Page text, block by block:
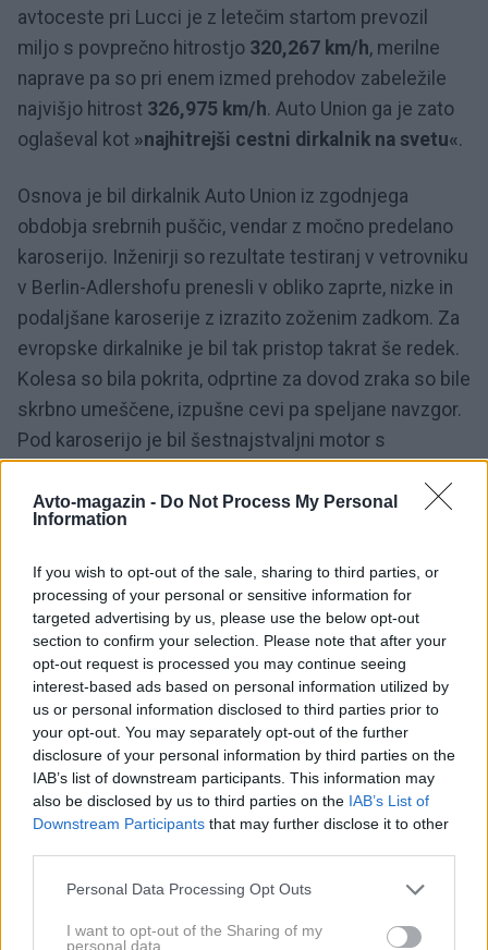
Avto-magazin - Do Not Process My Personal
Information
If you wish to opt-out of the sale, sharing to third parties, or
processing of your personal or sensitive information for
targeted advertising by us, please use the below opt-out
section to confirm your selection. Please note that after your
opt-out request is processed you may continue seeing
interest-based ads based on personal information utilized by
us or personal information disclosed to third parties prior to
your opt-out. You may separately opt-out of the further
disclosure of your personal information by third parties on the
IAB’s list of downstream participants. This information may
also be disclosed by us to third parties on the IAB’s List of
Downstream Participants that may further disclose it to other
Please note that this website/app uses one or more Google
not limited to your visit or usage behaviour. You may click to
Personal Data Processing Opt Outs
I want to opt-out of the Sharing of my
personal data.
avtoceste pri Lucci je z letečim startom prevozil
miljo s povprečno hitrostjo 320,267 km/h, merilne
naprave pa so pri enem izmed prehodov zabeležile
najvišjo hitrost 326,975 km/h. Auto Union ga je zato
oglaševal kot »najhitrejši cestni dirkalnik na svetu«.
Osnova je bil dirkalnik Auto Union iz zgodnjega
obdobja srebrnih puščic, vendar z močno predelano
karoserijo. Inženirji so rezultate testiranj v vetrovniku
v Berlin-Adlershofu prenesli v obliko zaprte, nizke in
podaljšane karoserije z izrazito zoženim zadkom. Za
evropske dirkalnike je bil tak pristop takrat še redek.
Kolesa so bila pokrita, odprtine za dovod zraka so bile
skrbno umeščene, izpušne cevi pa speljane navzgor.
Pod karoserijo je bil šestnajstvaljni motor s
kilovatov (343 KM).
8 / 24
Zgodba rekordnega poskusa pa kljub temuni bila
premočrtna. Auto Union je sprva nameraval rekord